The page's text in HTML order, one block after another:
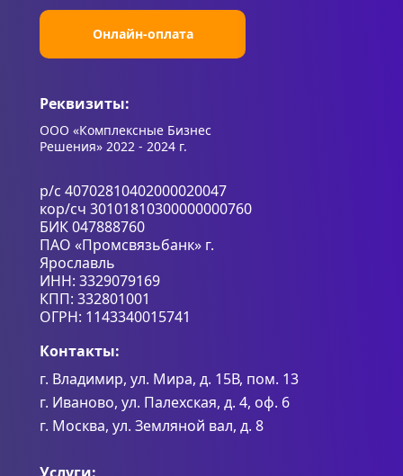
ООО «Комплексные Бизнес
Решения» 2022 - 2024 г.
Реквизиты:
г. Владимир, ул. Мира, д. 15В, пом. 13
р/с 40702810402000020047
кор/сч 30101810300000000760
БИК 047888760
ПАО «Промсвязьбанк» г.
Ярославль
ИНН: 3329079169
КПП: 332801001
ОГРН: 1143340015741
Онлайн-оплата
Контакты:
г. Иваново, ул. Палехская, д. 4, оф. 6
г. Москва, ул. Земляной вал, д. 8